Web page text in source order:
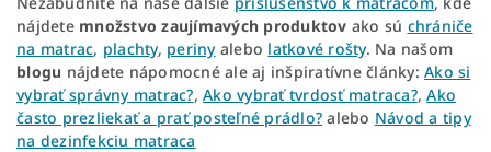
nájdete množstvo zaujímavých produktov ako sú chrániče
na matrac, plachty, perinyalebo latkové rošty. Na našom
blogu nájdete nápomocné ale aj inšpiratívne články: Ako si
vybrať správny matrac?, Ako vybrať tvrdosť matraca?,Ako
často prezliekať a prať posteľné prádlo? alebo Návod a tipy
na dezinfekciu matraca